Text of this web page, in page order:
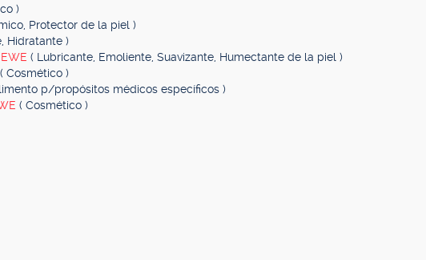
)
Protector de la piel )
Hidratante )
( Lubricante, Emoliente, Suavizante, Humectante de la piel )
( Cosmético )
p/propósitos médicos específicos )
( Cosmético )